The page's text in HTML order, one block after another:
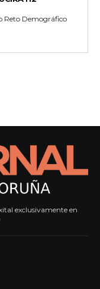
Reto Demográfico
exclusivamente en